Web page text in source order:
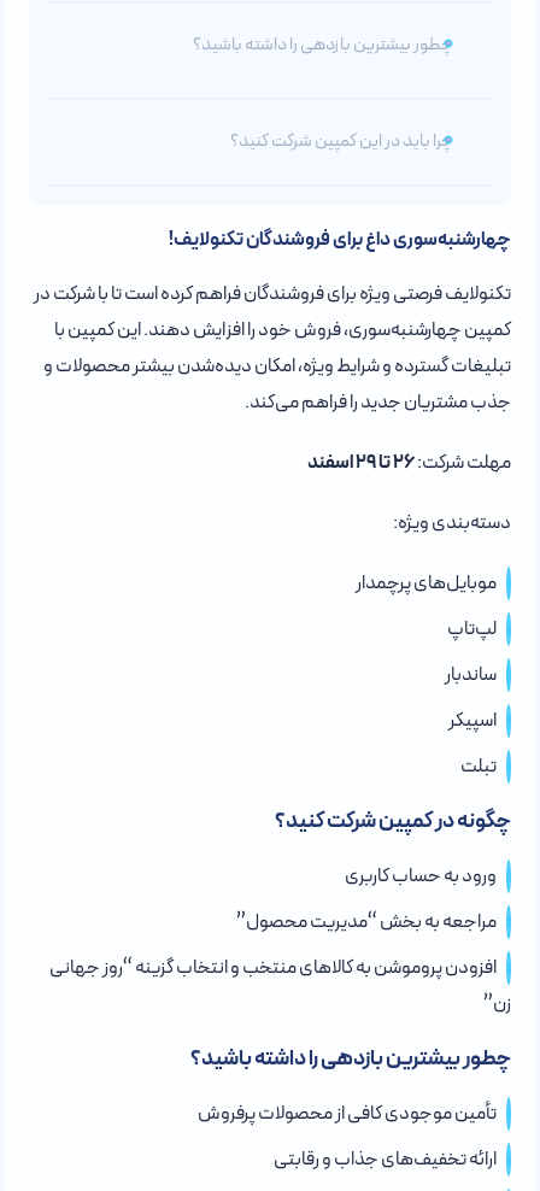
چطور بیشترین بازدهی را داشته باشید؟
چرا باید در این کمپین شرکت کنید؟
چهارشنبه‌سوری داغ برای فروشندگان تکنولایف!
تکنولایف فرصتی ویژه برای فروشندگان فراهم کرده است تا با شرکت در
کمپین چهارشنبه‌سوری، فروش خود را افزایش دهند. این کمپین با
تبلیغات گسترده و شرایط ویژه، امکان دیده‌شدن بیشتر محصولات و
جذب مشتریان جدید را فراهم می‌کند.
مهلت شرکت:۲۶ تا ۲۹ اسفند
دسته‌بندی ویژه:
موبایل‌های پرچمدار
لپ‌تاپ
ساندبار
اسپیکر
تبلت
چگونه در کمپین شرکت کنید؟
ورود به حساب کاربری
مراجعه به بخش “مدیریت محصول”
افزودن پروموشن به کالاهای منتخب و انتخاب گزینه “روز جهانی
زن”
چطور بیشترین بازدهی را داشته باشید؟
تأمین موجودی کافی از محصولات پرفروش
ارائه تخفیف‌های جذاب و رقابتی